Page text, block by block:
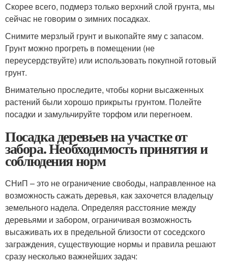
Скорее всего, подмерз только верхний слой грунта, мы
сейчас не говорим о зимних посадках.
Снимите мерзлый грунт и выкопайте яму с запасом.
Грунт можно прогреть в помещении (не
переусердствуйте) или использовать покупной готовый
грунт.
Внимательно проследите, чтобы корни высаженных
растений были хорошо прикрыты грунтом. Полейте
посадки и замульчируйте торфом или перегноем.
Посадка деревьев на участке от
забора. Необходимость принятия и
соблюдения норм
СНиП – это не ограничение свободы, направленное на
возможность сажать деревья, как захочется владельцу
земельного надела. Определяя расстояние между
деревьями и забором, ограничивая возможность
высаживать их в предельной близости от соседского
заграждения, существующие нормы и правила решают
сразу несколько важнейших задач: